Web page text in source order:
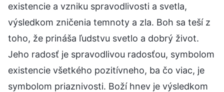
existencie a vzniku spravodlivosti a svetla,
výsledkom zničenia temnoty a zla. Boh sa teší z
toho, že prináša ľudstvu svetlo a dobrý život.
Jeho radosť je spravodlivou radosťou, symbolom
existencie všetkého pozitívneho, ba čo viac, je
symbolom priaznivosti. Boží hnev je výsledkom